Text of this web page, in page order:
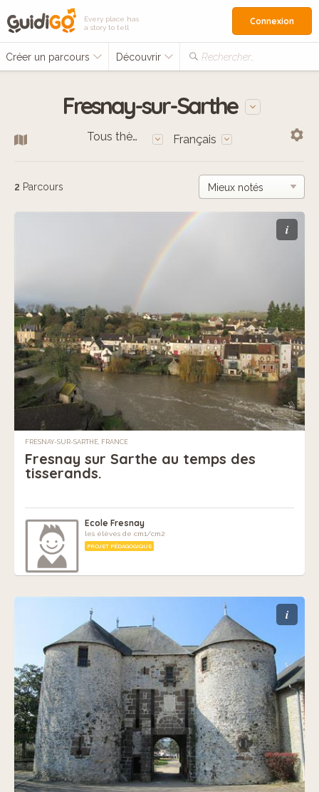
Every place has
a story to tell
Créer un parcours Découvrir Rechercher…
Connexion
Fresnay-sur-Sarthe
Tous thèmes Français
2 Parcours
i
FRESNAY-SUR-SARTHE, FRANCE
Fresnay sur Sarthe au temps des
tisserands.
Ecole Fresnay
les élèves de cm1/cm2
PROJET PÉDAGOGIQUE
i